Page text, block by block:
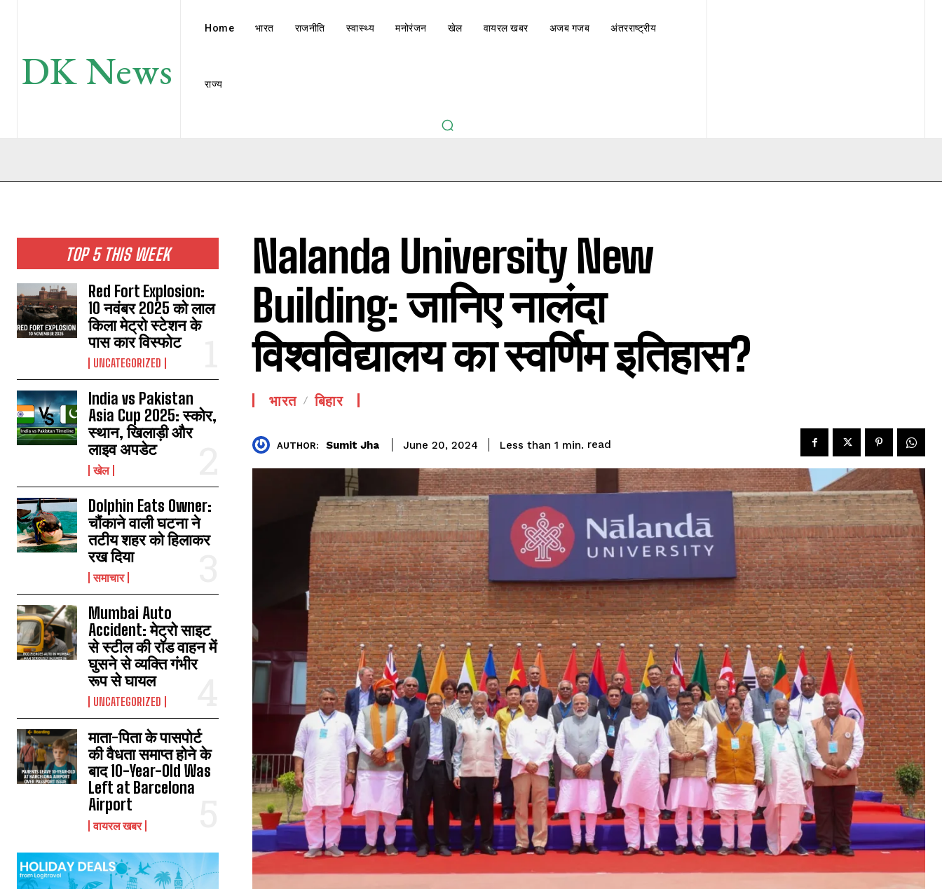
DK News
Home भारत राजनीति स्वास्थ्य मनोरंजन खेल वायरल खबर अजब गजब अंतरराष्ट्रीय
राज्य
TOP 5 THIS WEEK
Red Fort Explosion:
10 नवंबर 2025 को लाल
किला मेट्रो स्टेशन के
पास कार विस्फोट
UNCATEGORIZED
India vs Pakistan
Asia Cup 2025: स्कोर,
स्थान, खिलाड़ी और
लाइव अपडेट
खेल
Dolphin Eats Owner:
चौंकाने वाली घटना ने
तटीय शहर को हिलाकर
रख दिया
समाचार
Mumbai Auto
Accident: मेट्रो साइट
से स्टील की रॉड वाहन में
घुसने से व्यक्ति गंभीर
रूप से घायल
UNCATEGORIZED
माता-पिता के पासपोर्ट
की वैधता समाप्त होने के
बाद 10-Year-Old Was
Left at Barcelona
Airport
वायरल खबर
Nalanda University New
Building: जानिए नालंदा
विश्वविद्यालय का स्वर्णिम इतिहास?
भारत बिहार
AUTHOR: Sumit Jha June 20, 2024 Less than 1 min. read